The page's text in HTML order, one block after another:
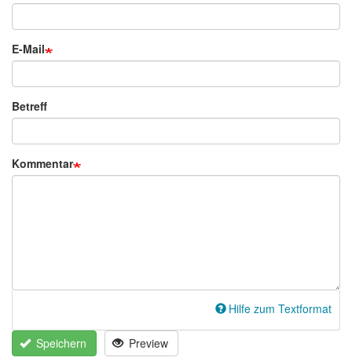
E-Mail
Betreff
Kommentar
Hilfe zum Textformat
Speichern Preview